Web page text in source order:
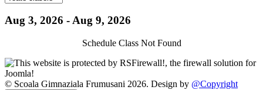
Aug 3, 2026 - Aug 9, 2026
Schedule Class Not Found
© Scoala Gimnaziala Frumusani 2026. Design by @Copyright